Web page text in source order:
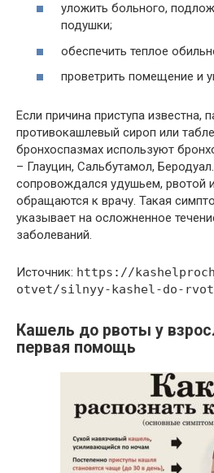
уложить больного,
подушки;
обеспечить теплое
проветрить помещение и
Если причина приступа известна,
противокашлевый сироп или
бронхоспазмах используют
– Глауцин, Сальбутамол,
сопровождался удушьем, рвотой
обращаются к врачу. Такая
указывает на осложненное
заболеваний.
Источник: https://
otvet/silnyy-kashel-do-
Кашель до рвоты у
первая помощь